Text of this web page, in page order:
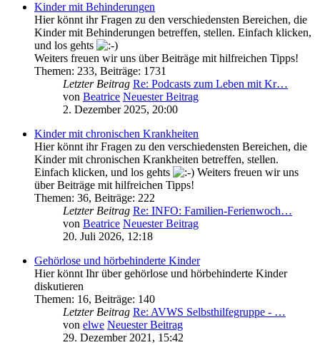
Kinder mit Behinderungen
Hier könnt ihr Fragen zu den verschiedensten Bereichen, die
Kinder mit Behinderungen betreffen, stellen. Einfach klicken,
und los gehts
Weiters freuen wir uns über Beiträge mit hilfreichen Tipps!
Themen: 233, Beiträge: 1731
Letzter Beitrag Re: Podcasts zum Leben mit Kr…
von Beatrice Neuester Beitrag
2. Dezember 2025, 20:00
Kinder mit chronischen Krankheiten
Hier könnt ihr Fragen zu den verschiedensten Bereichen, die
Kinder mit chronischen Krankheiten betreffen, stellen.
Einfach klicken, und los gehts
Weiters freuen wir uns
über Beiträge mit hilfreichen Tipps!
Themen: 36, Beiträge: 222
Letzter Beitrag Re: INFO: Familien-Ferienwoch…
von Beatrice Neuester Beitrag
20. Juli 2026, 12:18
Gehörlose und hörbehinderte Kinder
Hier könnt Ihr über gehörlose und hörbehinderte Kinder
diskutieren
Themen: 16, Beiträge: 140
Letzter Beitrag Re: AVWS Selbsthilfegruppe - …
von elwe Neuester Beitrag
29. Dezember 2021, 15:42